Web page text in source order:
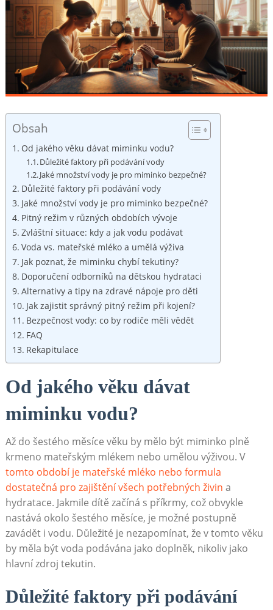
Obsah
Od jakého věku dávat miminku vodu?
Důležité faktory při podávání vody
Jaké množství vody je pro miminko bezpečné?
Důležité faktory při podávání vody
Jaké množství vody je pro miminko bezpečné?
Pitný režim v různých obdobích vývoje
Zvláštní situace: kdy a jak vodu podávat
Voda vs. mateřské mléko a umělá výživa
Jak poznat, že miminku chybí tekutiny?
Doporučení odborníků na dětskou hydrataci
Alternativy a tipy na zdravé nápoje pro děti
Jak zajistit správný pitný režim při kojení?
Bezpečnost vody: co by rodiče měli vědět
FAQ
Rekapitulace
Od jakého věku dávat
miminku vodu?
Až do šestého měsíce věku by mělo být miminko plně
krmeno mateřským mlékem nebo umělou výživou. V
tomto období je mateřské mléko nebo formula
dostatečná pro zajištění všech potřebných živin a
hydratace. Jakmile dítě začíná s příkrmy, což obvykle
nastává okolo šestého měsíce, je možné postupně
zavádět i vodu. Důležité je nezapomínat, že v tomto věku
by měla být voda podávána jako doplněk, nikoliv jako
hlavní zdroj tekutin.
Důležité faktory při podávání